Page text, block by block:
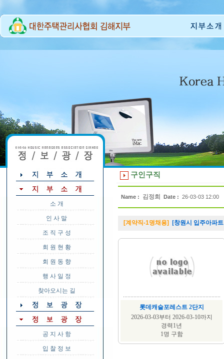
소 개
인 사 말
조 직 구 성
회 원 현 황
회 원 동 향
행 사 일 정
찾아오시는 길
공 지 사 항
입 찰 정 보
구인구직
Name : 김정희 Date : 26-03-03 12:00
[계약직-1명채용] [창원시 입주아파
롯데캐슬포레스트 2단지
2026-03-03부터 2026-03-10까지
경력1년
1명 구함